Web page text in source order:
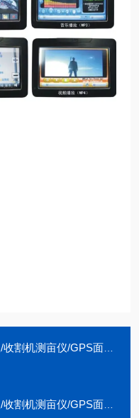
机测亩仪/GPS面积仪
机测亩仪/GPS面积仪